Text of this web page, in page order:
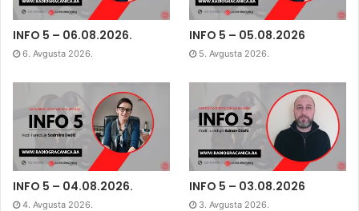
INFO 5 – 06.08.2026.
6. Avgusta 2026.
INFO 5 – 05.08.2026
5. Avgusta 2026.
INFO 5 – 04.08.2026.
4. Avgusta 2026.
INFO 5 – 03.08.2026
3. Avgusta 2026.